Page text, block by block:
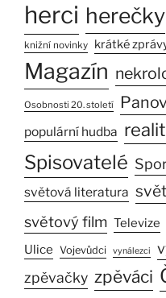
herci herečky
knižní novinky krátké
Magazín
Osobnosti 20. století
populární hudba
Spisovatelé
světová literatura
světový film Televize
Ulice Vojevůdci vynálezci
zpěvačky zpěváci